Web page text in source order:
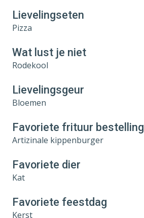
Lievelingseten
Pizza
Wat lust je niet
Rodekool
Lievelingsgeur
Bloemen
Favoriete frituur bestelling
Artizinale kippenburger
Favoriete dier
Kat
Favoriete feestdag
Kerst